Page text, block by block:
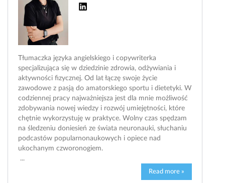
Tłumaczka języka angielskiego i copywriterka
specjalizująca się w dziedzinie zdrowia, odżywiania i
aktywności fizycznej. Od lat łączę swoje życie
zawodowe z pasją do amatorskiego sportu i dietetyki. W
codziennej pracy najważniejsza jest dla mnie możliwość
zdobywania nowej wiedzy i rozwój umiejętności, które
chętnie wykorzystuję w praktyce. Wolny czas spędzam
na śledzeniu doniesień ze świata neuronauki, słuchaniu
podcastów popularnonaukowych i opiece nad
ukochanym czworonogiem.
...
Read more »